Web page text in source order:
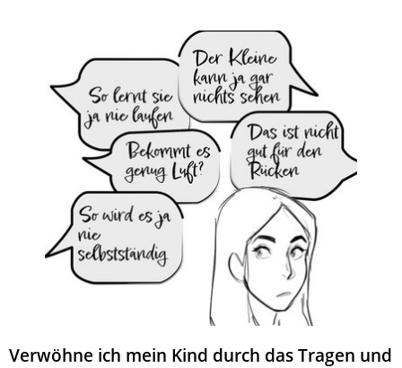
Verwöhne ich mein Kind durch das Tragen und